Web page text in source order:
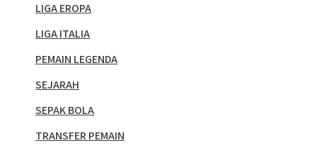
LIGA EROPA
LIGA ITALIA
PEMAIN LEGENDA
SEJARAH
SEPAK BOLA
TRANSFER PEMAIN